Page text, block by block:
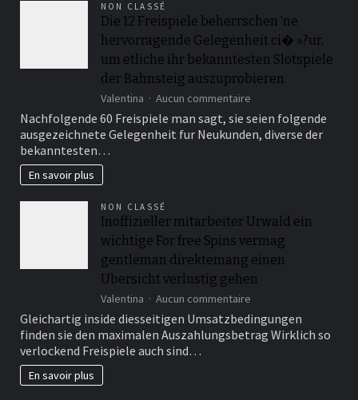
auszuwahlen,
unser
ihren
individuellen
Vorlieben
oder
entsprechen
NON CLASSÉ
Die 12 Freispiele beherrschen ‘ne
hervorragende Gelegenheit ci� »?ur,
um etliche ihr bekanntesten Slotspiele
der Bahnsteig auszuprobieren
Valentina Aucun commentaire
Die
12
Freispiele
ci� »?
ur,
um
etliche
bekanntesten
der
Bahnsteig
auszuprobieren
Nachfolgende 60 Freispiele man sagt, sie seien folgende
ausgezeichnete Gelegenheit fur Neukunden, diverse der
bekanntesten…
En savoir plus
NON CLASSÉ
Inoffizieller mitarbeiter Urwald ein
wichtige For free Spins vermag
gentleman direktemang einen
Ubersicht verlustig gehen
Valentina Aucun commentaire
Inoffizieller
mitarbeiter
Urwald
Gleichartig inside diesseitigen Umsatzbedingungen
finden sie den maximalen Auszahlungsbetrag Wirklich so
verlockend Freispiele auch sind…
En savoir plus